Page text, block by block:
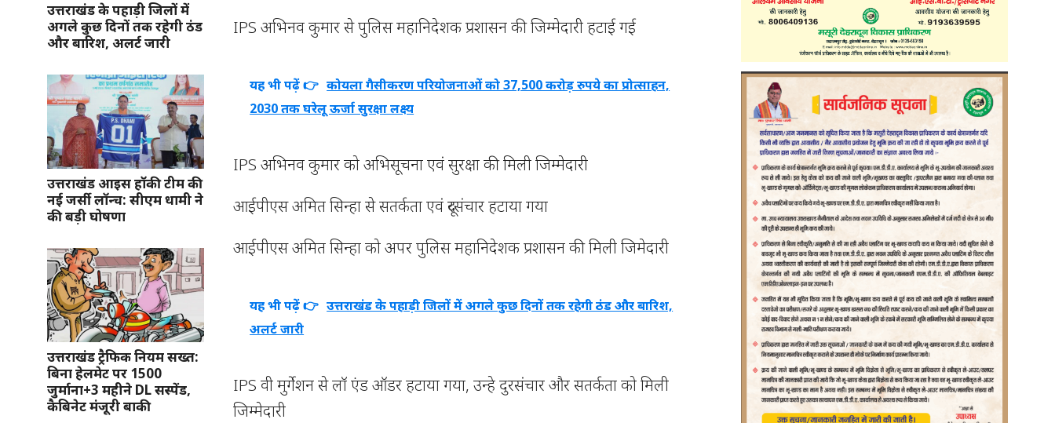
उत्तराखंड के पहाड़ी जिलों में
अगले कुछ दिनों तक रहेगी ठंड
और बारिश, अलर्ट जारी
उत्तराखंड आइस हॉकी टीम की
नई जर्सी लॉन्च: सीएम धामी ने
की बड़ी घोषणा
उत्तराखंड ट्रैफिक नियम सख्त:
बिना हेलमेट पर 1500
जुर्माना+3 महीने DL सस्पेंड,
कैबिनेट मंजूरी बाकी
IPS अभिनव कुमार से पुलिस महानिदेशक प्रशासन की जिम्मेदारी हटाई गई
यह भी पढ़ें 👉 कोयला गैसीकरण परियोजनाओं को 37,500 करोड़ रुपये का प्रोत्साहन,
2030 तक घरेलू ऊर्जा सुरक्षा लक्ष्य
IPS अभिनव कुमार को अभिसूचना एवं सुरक्षा की मिली जिम्मेदारी
आईपीएस अमित सिन्हा से सतर्कता एवं दूरसंचार हटाया गया
आईपीएस अमित सिन्हा को अपर पुलिस महानिदेशक प्रशासन की मिली जिमेदारी
यह भी पढ़ें 👉 उत्तराखंड के पहाड़ी जिलों में अगले कुछ दिनों तक रहेगी ठंड और बारिश,
अलर्ट जारी
IPS वी मुर्गेशन से लॉ एंड ऑडर हटाया गया, उन्हे दुरसंचार और सतर्कता को मिली
जिम्मेदारी